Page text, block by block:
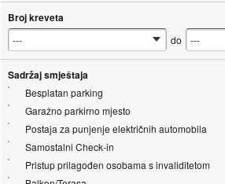
Broj kreveta
do
Sadržaj smještaja
Besplatan parking
Garažno parkirno mjesto
Postaja za punjenje električnih automobila
Samostalni Check-in
Pristup prilagođen osobama s invaliditetom